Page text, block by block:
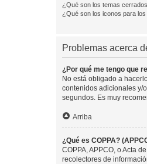
¿Qué son los temas
¿Qué son los iconos para
Problemas acerca
¿Por qué me tengo que
No está obligado a
contenidos adicionales y/
segundos. Es muy
Arriba
¿Qué es COPPA?
COPPA, APPCO, o Acta
recolectores de